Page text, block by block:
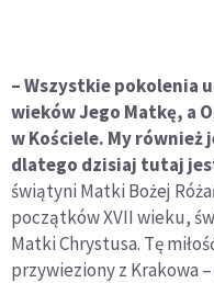
– Wszystkie pokolenia
wieków Jego Matkę, a
w Kościele. My
dlatego dzisiaj tutaj
świątyni Matki Bożej
początków XVII wieku,
Matki Chrystusa. Tę
przywieziony z Krakowa –